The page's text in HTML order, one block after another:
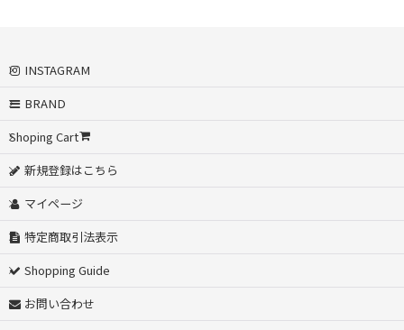
INSTAGRAM
BRAND
Shoping Cart
新規登録はこちら
マイページ
特定商取引法表示
Shopping Guide
お問い合わせ